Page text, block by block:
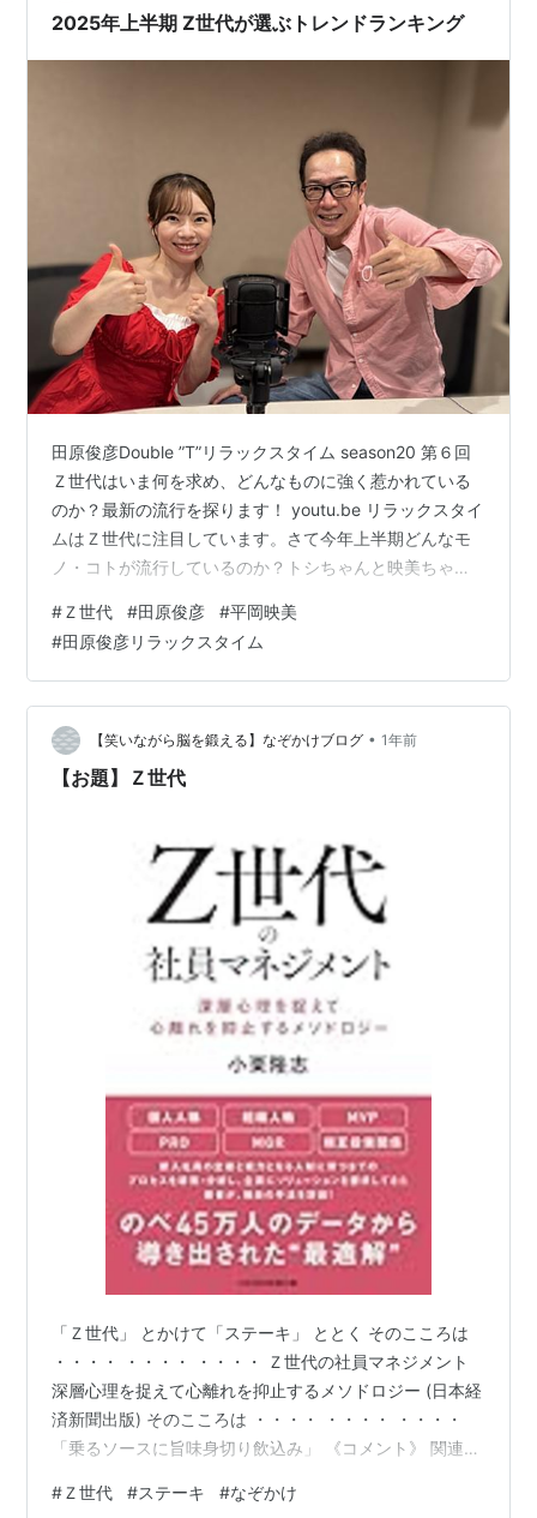
し」を認めている。そして半数近くが、職場で何かを理
2025年上半期 Z世代が選ぶトレンドランキング
田原俊彦Double ”T”リラックスタイム season20 第６回
Ｚ世代はいま何を求め、どんなものに強く惹かれている
のか？最新の流行を探ります！ youtu.be リラックスタイ
ムはＺ世代に注目しています。さて今年上半期どんなモ
ノ・コトが流行しているのか？トシちゃんと映美ちゃん
った食べ物・飲み物」 「流行ったコト・モノ」 皆さんは
このなかで聞いたことがあること、中身を理解している
モノ・コトはどのくらいありますか？MC二人も興味津々
で流行を探っています。お楽しみに！ 収録風景２０２５
夏 KING OF IDOL HISTORY in T…
#Ｚ世代 #田原俊彦 #平岡映美
#田原俊彦リラックスタイム
【笑いながら脳を鍛える】なぞかけブログ • 1年前
【お題】Ｚ世代
「Ｚ世代」 とかけて「ステーキ」 ととく そのこころは
・・・・ ・・・・ ・・・・ Ｚ世代の社員マネジメント
深層心理を捉えて心離れを抑止するメソドロジー (日本経
済新聞出版) そのこころは ・・・・ ・・・・ ・・・・
「乗るソースに旨味身切り飲込み」 《コメント》 関連記
https://news.yahoo.co.jp/articles/aef6e6783c545335
#Ｚ世代 #ステーキ #なぞかけ